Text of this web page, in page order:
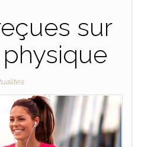
sur
physique